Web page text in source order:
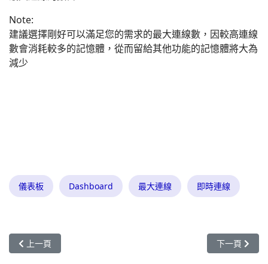
Note:
建議選擇剛好可以滿足您的需求的最大連線數，因較高連線
數會消耗較多的記憶體，從而留給其他功能的記憶體將大為
減少
儀表板 Dashboard 最大連線 即時連線
上一篇文章: Vigor Router Firewall 使用者管理 登出畫面 超連結
上一頁 下一篇文章:
下一頁